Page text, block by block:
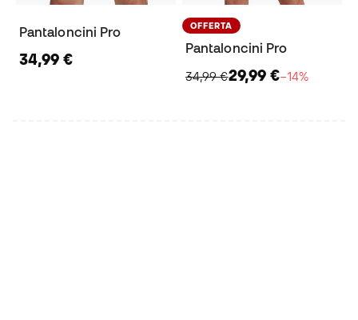
Pantaloncini Pro
34,99 €
OFFERTA
Pantaloncini Pro
34,99 €29,99 €−14%